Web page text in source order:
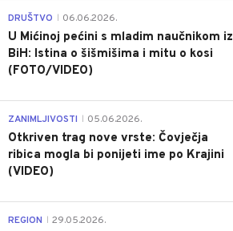
DRUŠTVO 06.06.2026.
U Mićinoj pećini s mladim naučnikom iz
BiH: Istina o šišmišima i mitu o kosi
(FOTO/VIDEO)
ZANIMLJIVOSTI 05.06.2026.
Otkriven trag nove vrste: Čovječja
ribica mogla bi ponijeti ime po Krajini
(VIDEO)
REGION 29.05.2026.